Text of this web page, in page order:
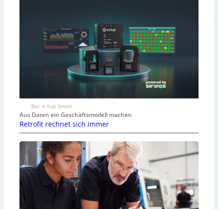
Bild: in.hub GmbH
Aus Daten ein Geschäftsmodell machen
Retrofit rechnet sich immer